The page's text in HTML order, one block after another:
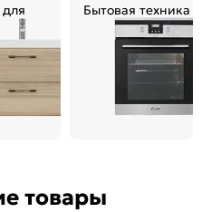
Бытовая техника
товары